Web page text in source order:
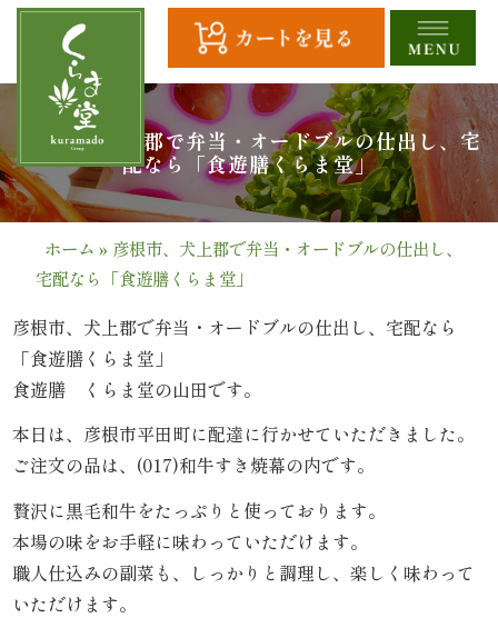
へ
ス
キ
HOME
全
品
一
覧
幕
の
内
弁
当
彦根市、犬上郡で弁当・オードブルの仕出し、宅
配なら「食遊膳くらま堂」
ホーム » 彦根市、犬上郡で弁当・オードブルの仕出し、
宅配なら「食遊膳くらま堂」
彦根市、犬上郡で弁当・オードブルの仕出し、宅配なら
「食遊膳くらま堂」
食遊膳 くらま堂の山田です。
本日は、彦根市平田町に配達に行かせていただきました。
ご注文の品は、(017)和牛すき焼幕の内です。
贅沢に黒毛和牛をたっぷりと使っております。
本場の味をお手軽に味わっていただけます。
職人仕込みの副菜も、しっかりと調理し、楽しく味わって
いただけます。